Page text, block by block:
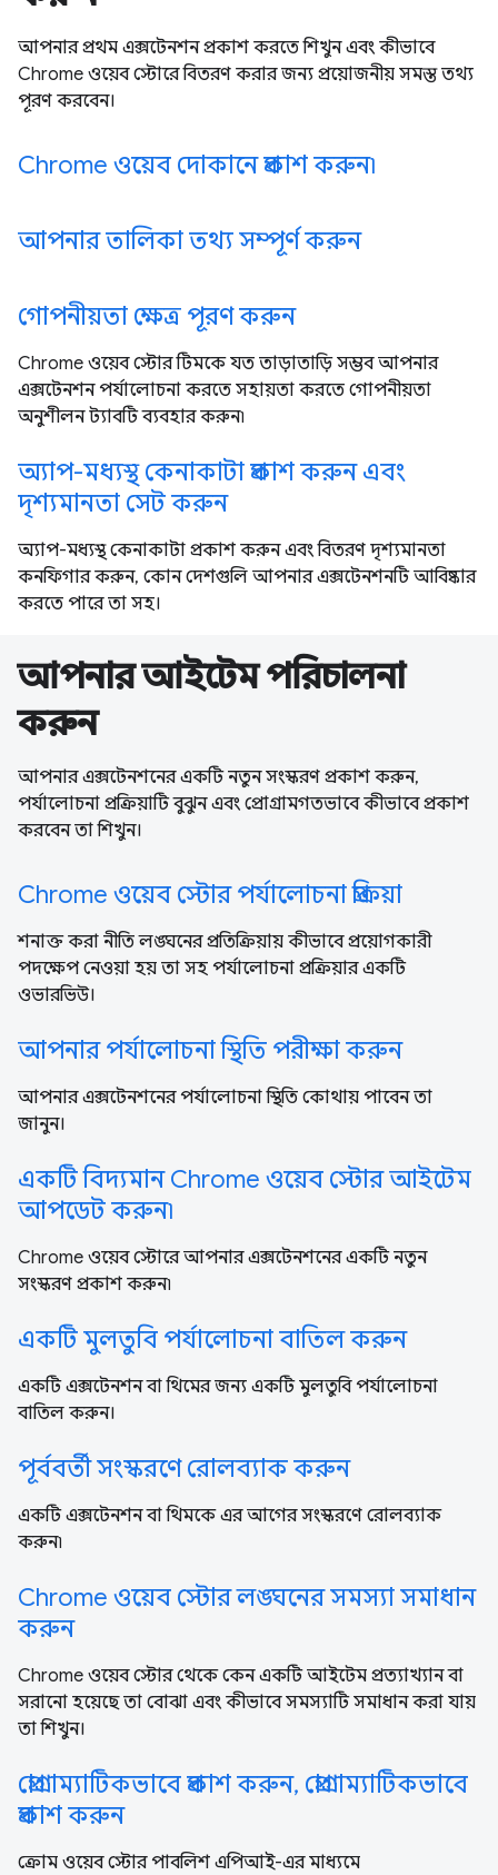
আপনার প্রথম এক্সটেনশন প্রকাশ করতে শিখুন এবং কীভাবে
Chrome ওয়েব স্টোরে বিতরণ করার জন্য প্রয়োজনীয় সমস্ত তথ্য
পূরণ করবেন।
Chrome ওয়েব দোকানে প্রকাশ করুন৷
আপনার তালিকা তথ্য সম্পূর্ণ করুন
গোপনীয়তা ক্ষেত্র পূরণ করুন
Chrome ওয়েব স্টোর টিমকে যত তাড়াতাড়ি সম্ভব আপনার
এক্সটেনশন পর্যালোচনা করতে সহায়তা করতে গোপনীয়তা
অনুশীলন ট্যাবটি ব্যবহার করুন৷
অ্যাপ-মধ্যস্থ কেনাকাটা প্রকাশ করুন এবং
দৃশ্যমানতা সেট করুন
অ্যাপ-মধ্যস্থ কেনাকাটা প্রকাশ করুন এবং বিতরণ দৃশ্যমানতা
কনফিগার করুন, কোন দেশগুলি আপনার এক্সটেনশনটি আবিষ্কার
করতে পারে তা সহ।
আপনার আইটেম পরিচালনা
করুন
আপনার এক্সটেনশনের একটি নতুন সংস্করণ প্রকাশ করুন,
পর্যালোচনা প্রক্রিয়াটি বুঝুন এবং প্রোগ্রামগতভাবে কীভাবে প্রকাশ
করবেন তা শিখুন।
Chrome ওয়েব স্টোর পর্যালোচনা প্রক্রিয়া
শনাক্ত করা নীতি লঙ্ঘনের প্রতিক্রিয়ায় কীভাবে প্রয়োগকারী
পদক্ষেপ নেওয়া হয় তা সহ পর্যালোচনা প্রক্রিয়ার একটি
ওভারভিউ।
আপনার পর্যালোচনা স্থিতি পরীক্ষা করুন
আপনার এক্সটেনশনের পর্যালোচনা স্থিতি কোথায় পাবেন তা
জানুন।
একটি বিদ্যমান Chrome ওয়েব স্টোর আইটেম
আপডেট করুন৷
Chrome ওয়েব স্টোরে আপনার এক্সটেনশনের একটি নতুন
সংস্করণ প্রকাশ করুন৷
একটি মুলতুবি পর্যালোচনা বাতিল করুন
একটি এক্সটেনশন বা থিমের জন্য একটি মুলতুবি পর্যালোচনা
বাতিল করুন।
পূর্ববর্তী সংস্করণে রোলব্যাক করুন
একটি এক্সটেনশন বা থিমকে এর আগের সংস্করণে রোলব্যাক
করুন৷
Chrome ওয়েব স্টোর লঙ্ঘনের সমস্যা সমাধান
করুন
Chrome ওয়েব স্টোর থেকে কেন একটি আইটেম প্রত্যাখ্যান বা
সরানো হয়েছে তা বোঝা এবং কীভাবে সমস্যাটি সমাধান করা যায়
তা শিখুন।
প্রোগ্রাম্যাটিকভাবে প্রকাশ করুন, প্রোগ্রাম্যাটিকভাবে
প্রকাশ করুন
ক্রোম ওয়েব স্টোর পাবলিশ এপিআই-এর মাধ্যমে